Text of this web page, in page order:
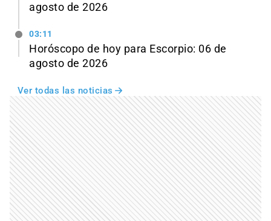
agosto de 2026
03:11
Horóscopo de hoy para Escorpio: 06 de
agosto de 2026
Ver todas las noticias